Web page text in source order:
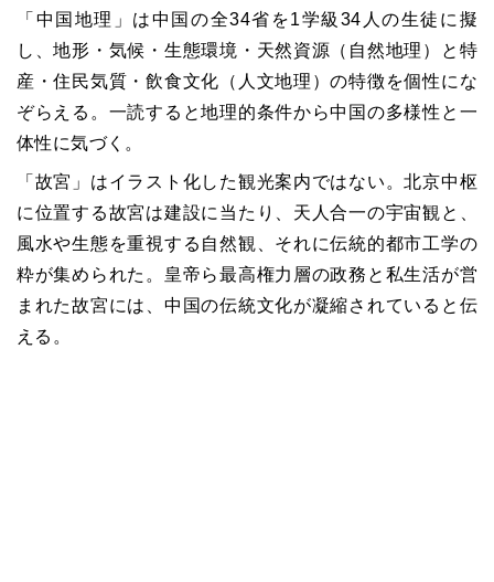
「中国地理」は中国の全34省を1学級34人の生徒に擬
し、地形・気候・生態環境・天然資源（自然地理）と特
産・住民気質・飲食文化（人文地理）の特徴を個性にな
ぞらえる。一読すると地理的条件から中国の多様性と一
体性に気づく。
「故宮」はイラスト化した観光案内ではない。北京中枢
に位置する故宮は建設に当たり、天人合一の宇宙観と、
風水や生態を重視する自然観、それに伝統的都市工学の
粋が集められた。皇帝ら最高権力層の政務と私生活が営
まれた故宮には、中国の伝統文化が凝縮されていると伝
える。